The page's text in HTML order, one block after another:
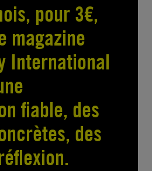
pour 3€,
magazine
International
fiable, des
des